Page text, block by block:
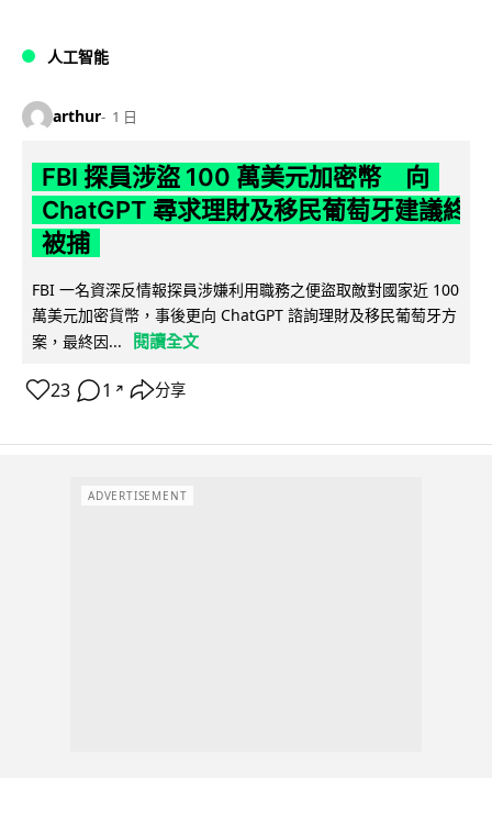
人工智能
arthur 1 日
FBI 探員涉盜 100 萬美元加密幣 向
ChatGPT 尋求理財及移民葡萄牙建議終
被捕
FBI 一名資深反情報探員涉嫌利用職務之便盜取敵對國家近 100
萬美元加密貨幣，事後更向 ChatGPT 諮詢理財及移民葡萄牙方
案，最終因...
閱讀全文
23 1 ↗ 分享
ADVERTISEMENT